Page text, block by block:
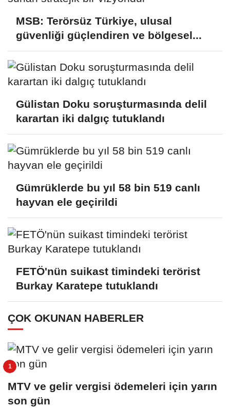
MSB: Terörsüz Türkiye, ulusal
güvenliği güçlendiren ve bölgesel...
Gülistan Doku soruşturmasında delil
karartan iki dalgıç tutuklandı
Gümrüklerde bu yıl 58 bin 519 canlı
hayvan ele geçirildi
FETÖ'nün suikast timindeki terörist
Burkay Karatepe tutuklandı
ÇOK OKUNAN HABERLER
MTV ve gelir vergisi ödemeleri için yarın
son gün